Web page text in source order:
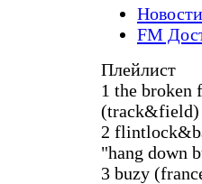
Новости
FM
Плейлист
1 the
(track&field)
2
"hang down
3 buzy